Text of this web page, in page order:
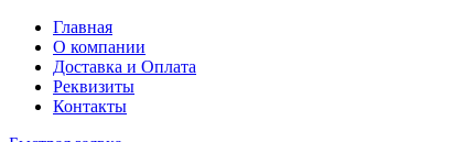
Главная
О компании
Доставка и Оплата
Реквизиты
Контакты